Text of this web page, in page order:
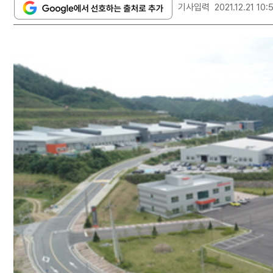
기사입력 2021.12.21